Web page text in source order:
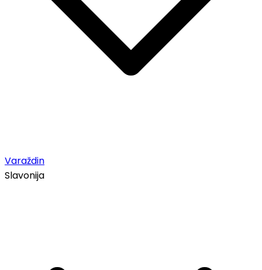
Varaždin
Slavonija